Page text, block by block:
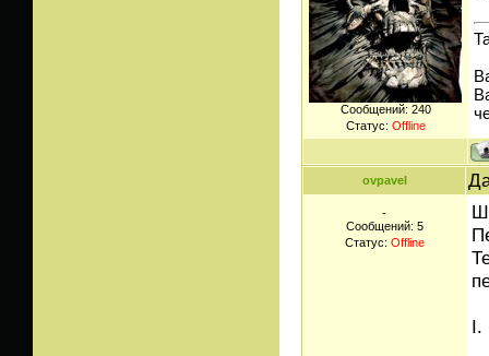
Сообщений: 240
Статус: Offline
ovpavel
-
Сообщений: 5
Статус: Offline
I.